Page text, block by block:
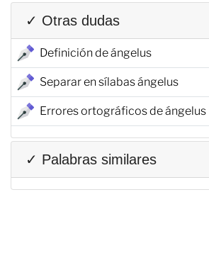
✓ Otras dudas
Definición de ángelus
Separar en sílabas ángelus
Errores ortográficos de ángelus
✓ Palabras similares